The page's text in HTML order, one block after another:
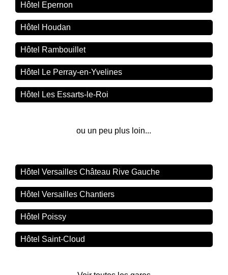
Hôtel Epernon
Hôtel Houdan
Hôtel Rambouillet
Hôtel Le Perray-en-Yvelines
Hôtel Les Essarts-le-Roi
ou un peu plus loin...
Hôtel Versailles Château Rive Gauche
Hôtel Versailles Chantiers
Hôtel Poissy
Hôtel Saint-Cloud